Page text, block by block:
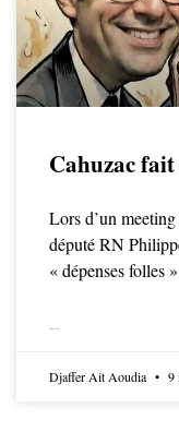
Cahuzac
Lors d’un
député RN
« dépenses folles
Djaffer Ait Aoudia 9